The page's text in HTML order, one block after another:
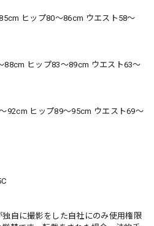
ヒップ80〜86cm ウエスト58〜
88cm ヒップ83〜89cm ウエスト63〜
92cm ヒップ89〜95cm ウエスト69〜
自に撮影をした自社にのみ使用権限